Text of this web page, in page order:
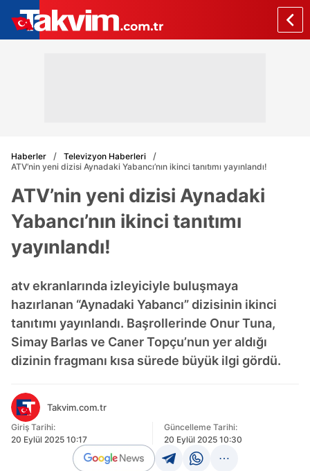
Haberler
Televizyon Haberleri
ATV’nin yeni dizisi Aynadaki Yabancı’nın ikinci tanıtımı yayınlandı!
ATV’nin yeni dizisi Aynadaki
Yabancı’nın ikinci tanıtımı
yayınlandı!
atv ekranlarında izleyiciyle buluşmaya
hazırlanan “Aynadaki Yabancı” dizisinin ikinci
tanıtımı yayınlandı. Başrollerinde Onur Tuna,
Simay Barlas ve Caner Topçu’nun yer aldığı
dizinin fragmanı kısa sürede büyük ilgi gördü.
Takvim.com.tr
Giriş Tarihi:
20 Eylül 2025 10:17
Güncelleme Tarihi:
20 Eylül 2025 10:30